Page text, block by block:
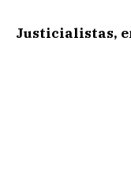
Justicialistas,